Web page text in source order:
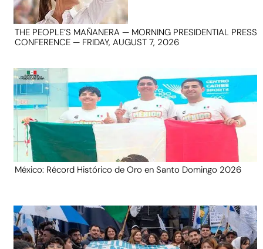
THE PEOPLE’S MAÑANERA — MORNING PRESIDENTIAL PRESS
CONFERENCE — FRIDAY, AUGUST 7, 2026
México: Récord Histórico de Oro en Santo Domingo 2026